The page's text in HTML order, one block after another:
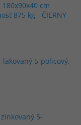
180x90x40 cm
875 kg - ČIERNY
lakovaný 5-policový,
5-